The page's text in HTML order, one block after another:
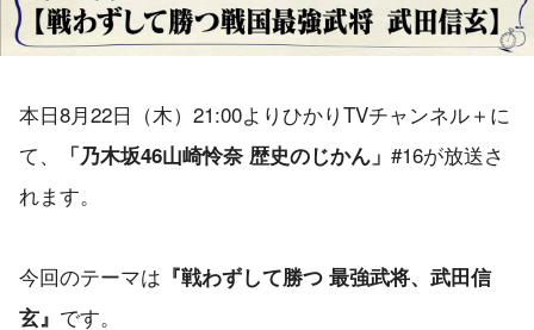
本日8月22日（木）21:00よりひかりTVチャンネル＋に
て、
「乃木坂46山崎怜奈 歴史のじかん」 #16が放送さ
れます。
今回のテーマは 『戦わずして勝つ 最強武将、武田信
玄』 です。